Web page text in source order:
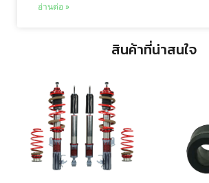
อ่านต่อ »
สินค้าที่น่าสนใจ